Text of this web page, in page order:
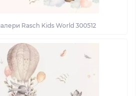
Rasch Kids World 300512